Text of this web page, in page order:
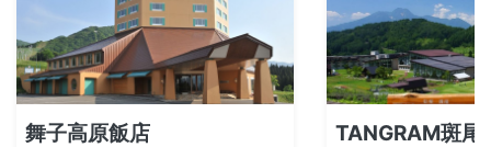
舞子高原飯店 TANGRAM斑尾